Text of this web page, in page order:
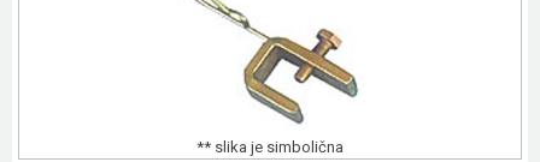
** slika je simbolična